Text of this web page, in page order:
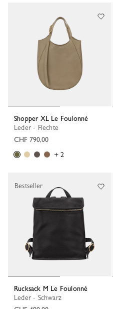
Shopper XL Le Foulonné
Leder - Flechte
CHF 790,00
+ 2
Rucksack M Le Foulonné
Leder - Schwarz
Bestseller